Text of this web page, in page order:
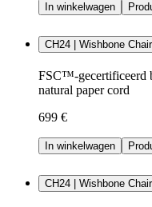
In winkelwagen
CH24 | Wishbone Chair
FSC™-gecertificeerd
natural paper cord
699 €
In winkelwagen
CH24 | Wishbone Chair